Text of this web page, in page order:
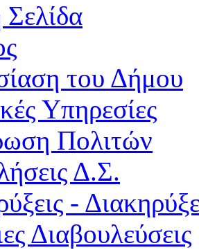
του Δήμου
Υπηρεσίες
Πολιτών
Δ.Σ.
-
Διαβουλεύσεις